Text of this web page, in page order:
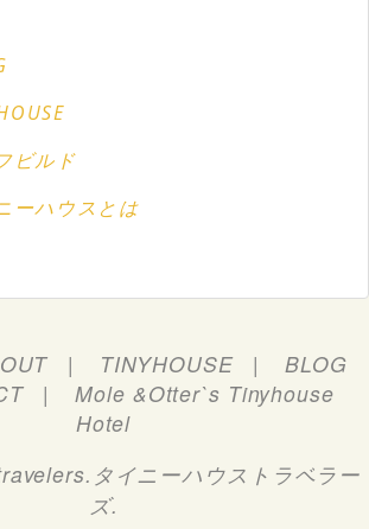
ビルド
ーハウスとは
TINYHOUSE
BLOG
Mole &Otter`s Tinyhouse
Hotel
タイニーハウストラベラー
ズ.